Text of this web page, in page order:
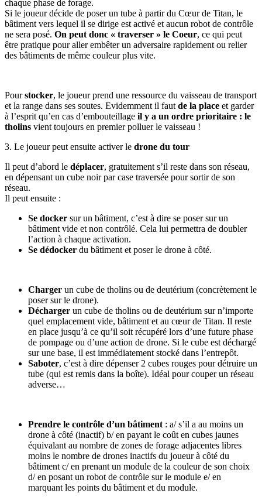
chaque phase de forage.
Si le joueur décide de poser un tube à partir du Cœur de Titan, le
bâtiment vers lequel il se dirige est activé et aucun robot de contrôle
ne sera posé. On peut donc « traverser » le Coeur, ce qui peut
être pratique pour aller embêter un adversaire rapidement ou relier
des bâtiments de même couleur plus vite.
Pourstocker, le joueur prend une ressource du vaisseau de transport
et la range dans ses soutes. Evidemment il faut de la place et garder
à l’esprit qu’en cas d’embouteillage il y a un ordre prioritaire : le
tholins vient toujours en premier polluer le vaisseau !
3. Le joueur peut ensuite activer le drone du tour
Il peut d’abord le déplacer, gratuitement s’il reste dans son réseau,
en dépensant un cube noir par case traversée pour sortir de son
réseau.
Il peut ensuite :
Se docker sur un bâtiment, c’est à dire se poser sur un
bâtiment vide et non contrôlé. Cela lui permettra de doubler
l’action à chaque activation.
Se dédocker du bâtiment et poser le drone à côté.
Charger un cube de tholins ou de deutérium (concrètement le
poser sur le drone).
Décharger un cube de tholins ou de deutérium sur n’importe
quel emplacement vide, bâtiment et au cœur de Titan. Il reste
en place jusqu’à ce qu’il soit récupéré lors d’une future phase
de pompage ou d’une action de drone. Si le cube est déchargé
sur une base, il est immédiatement stocké dans l’entrepôt.
Saboter, c’est à dire dépenser 2 cubes rouges pour détruire un
tube (qui est remis dans la boîte). Idéal pour couper un réseau
adverse…
Prendre le contrôle d’un bâtiment : a/ s’il a au moins un
drone à côté (inactif) b/ en payant le coût en cubes jaunes
équivalant au nombre de zones de forage adjacentes libres
moins le nombre de drones inactifs du joueur à côté du
bâtiment c/ en prenant un module de la couleur de son choix
d/ en posant un robot de contrôle sur le module e/ en
marquant les points du bâtiment et du module.